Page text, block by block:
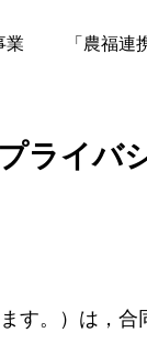
業 「農福連
プライバ
す。）は，